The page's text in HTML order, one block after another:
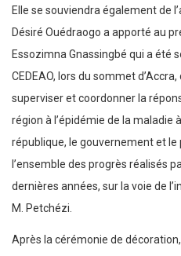
Elle se souviendra également de
Désiré Ouédraogo a apporté au
Essozimna Gnassingbé qui a été
CEDEAO, lors du sommet
superviser et coordonner la
région à l’épidémie de la maladie
république, le gouvernement et
l’ensemble des progrès réalisés
dernières années, sur la voie de
M. Petchézi.
Après la cérémonie de